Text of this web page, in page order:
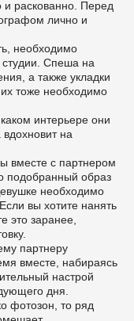
и раскованно. Перед
лично и
необходимо
студии. Спеша на
а также укладки
тоже необходимо
интерьере они
на
вместе с партнером
подобранный образ
необходимо
вы хотите нанять
это заранее,
партнеру
вместе, набираясь
настрой
дня.
фотозон, то ряд